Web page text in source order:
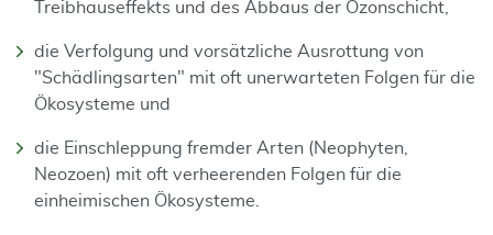
Treibhauseffekts und des Abbaus der Ozonschicht,
die Verfolgung und vorsätzliche Ausrottung von
"Schädlingsarten" mit oft uner­warteten Folgen für die
Ökosysteme und
die Einschleppung fremder Arten (Neophyten,
Neozoen) mit oft verheerenden Folgen für die
einheimischen Ökosysteme.